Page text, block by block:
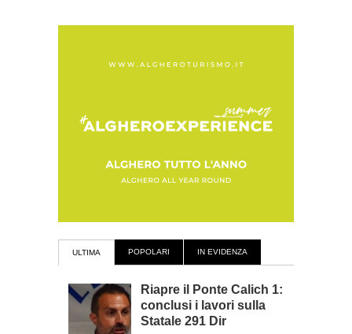
ULTIMA POPOLARI IN EVIDENZA
Riapre il Ponte Calich 1:
conclusi i lavori sulla
Statale 291 Dir